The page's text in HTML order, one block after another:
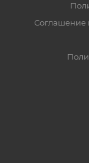
Соглашение